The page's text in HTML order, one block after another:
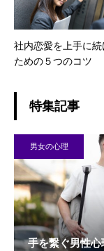
社内恋愛を上手に続
ための５つのコツ
特集記事
男女の心理
手を繋ぐ男性